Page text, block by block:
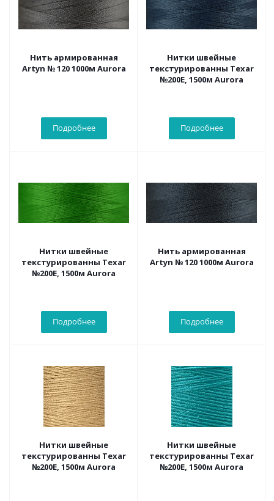
Нить армированная
Artyn № 120 1000м Aurora
Подробнее
Нитки швейные
текстурированны Texar
№200Е, 1500м Aurora
Подробнее
Нитки швейные
текстурированны Texar
№200Е, 1500м Aurora
Подробнее
Нить армированная
Artyn № 120 1000м Aurora
Подробнее
Нитки швейные
текстурированны Texar
№200Е, 1500м Aurora
Нитки швейные
текстурированны Texar
№200Е, 1500м Aurora